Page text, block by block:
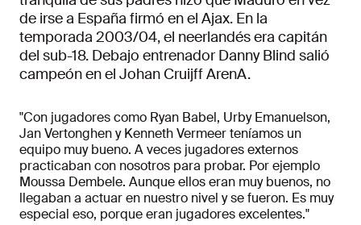
de irse a España firmó en el Ajax. En la
temporada 2003/04, el neerlandés era capitán
del sub-18. Debajo entrenador Danny Blind salió
campeón en el Johan Cruijff ArenA.
"Con jugadores como Ryan Babel, Urby Emanuelson,
Jan Vertonghen y Kenneth Vermeer teníamos un
equipo muy bueno. A veces jugadores externos
practicaban con nosotros para probar. Por ejemplo
Moussa Dembele. Aunque ellos eran muy buenos, no
llegaban a actuar en nuestro nivel y se fueron. Es muy
especial eso, porque eran jugadores excelentes."